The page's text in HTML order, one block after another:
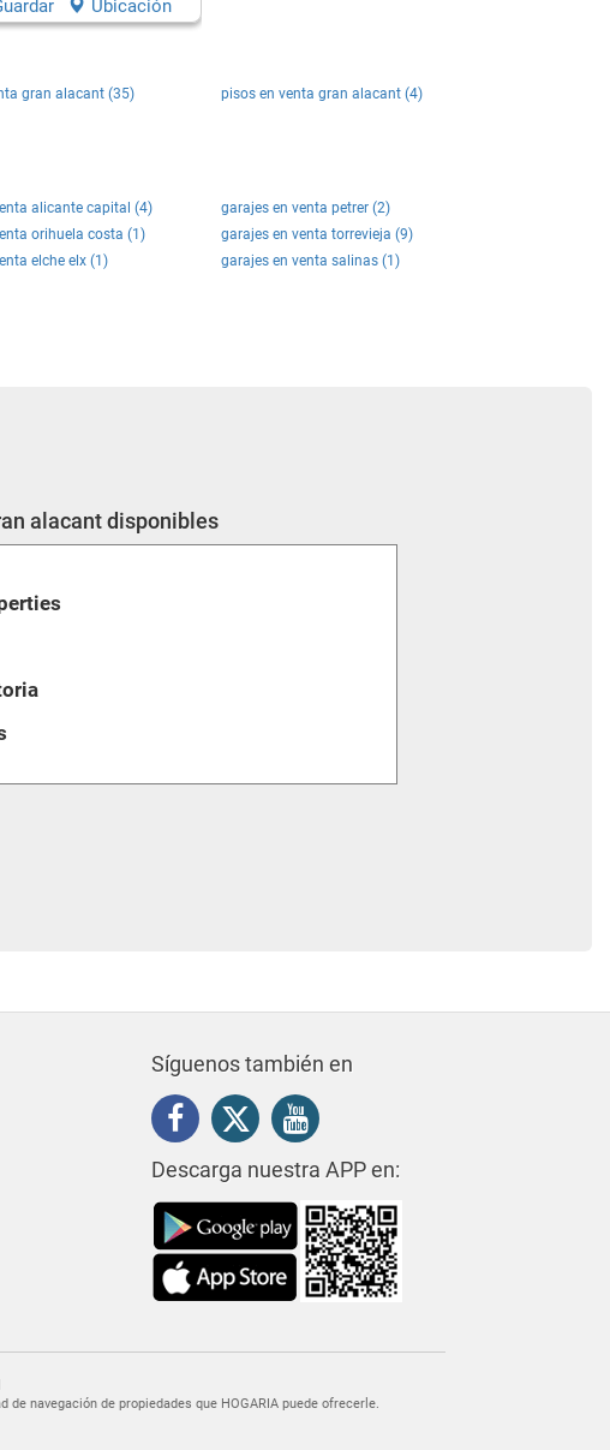
Ubicación
gran alacant (35)
pisos en venta gran alacant (4)
alicante capital (4)
garajes en venta petrer (2)
orihuela costa (1)
garajes en venta torrevieja (9)
elche elx (1)
garajes en venta salinas (1)
alacant disponibles
Síguenos también en
Descarga nuestra APP en:
navegación de propiedades que HOGARIA puede ofrecerle.